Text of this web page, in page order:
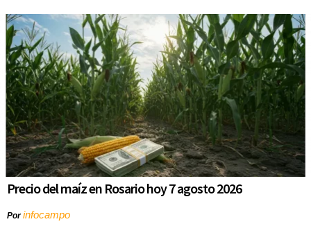
Precio del maíz en Rosario hoy 7 agosto 2026
Porinfocampo